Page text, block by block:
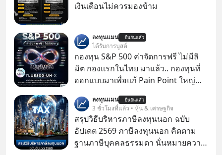
เงินเดือนไม่ควรมองข้าม
ลงทุนแมน ยืนยันแล้ว
ได้รับการบูสต์
กองทุน S&P 500 ค่าจัดการฟรี ไม่มีลิ
มิต กองแรกในไทย มาแล้ว.. กองทุนที่
ออกแบบมาเพื่อแก้ Pain Point ใหญ่
ลงทุนแมน ยืนยันแล้ว
3 ชั่วโมงที่แล้ว • หุ้น & เศรษฐกิจ
สรุปวิธีบริหารภาษีลงทุนนอก ฉบับ
อัปเดต 2569 ภาษีลงทุนนอก คิดตาม
ฐานภาษีบุคคลธรรมดา นั่นหมายความ